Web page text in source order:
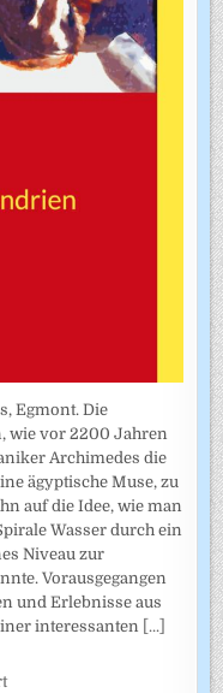
Egmont. Die
wie vor 2200 Jahren
Archimedes die
ägyptische Muse, zu
auf die Idee, wie man
Wasser durch ein
Niveau zur
Vorausgegangen
und Erlebnisse aus
interessanten [...]